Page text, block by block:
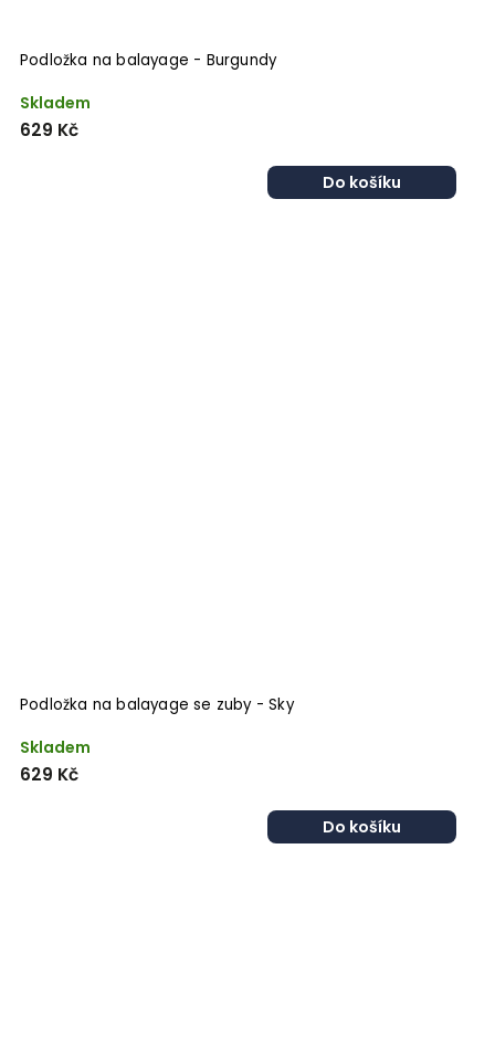
Podložka na balayage - Burgundy
Skladem
629 Kč
Do košíku
Podložka na balayage se zuby - Sky
Skladem
629 Kč
Do košíku